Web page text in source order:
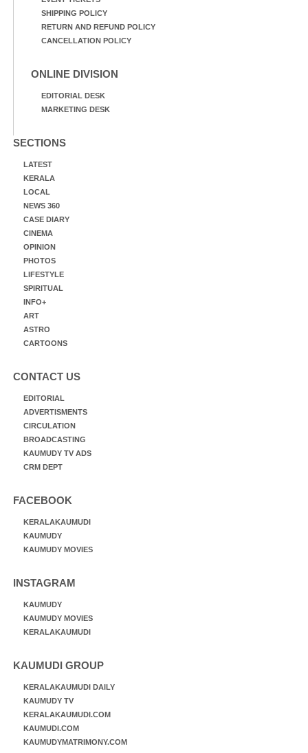
SHIPPING POLICY
RETURN AND REFUND POLICY
CANCELLATION POLICY
ONLINE DIVISION
EDITORIAL DESK
MARKETING DESK
SECTIONS
LATEST
KERALA
LOCAL
NEWS 360
CASE DIARY
CINEMA
OPINION
PHOTOS
LIFESTYLE
SPIRITUAL
INFO+
ART
ASTRO
CARTOONS
CONTACT US
EDITORIAL
ADVERTISMENTS
CIRCULATION
BROADCASTING
KAUMUDY TV ADS
CRM DEPT
FACEBOOK
KERALAKAUMUDI
KAUMUDY
KAUMUDY MOVIES
INSTAGRAM
KAUMUDY
KAUMUDY MOVIES
KERALAKAUMUDI
KAUMUDI GROUP
KERALAKAUMUDI DAILY
KAUMUDY TV
KERALAKAUMUDI.COM
KAUMUDI.COM
KAUMUDYMATRIMONY.COM